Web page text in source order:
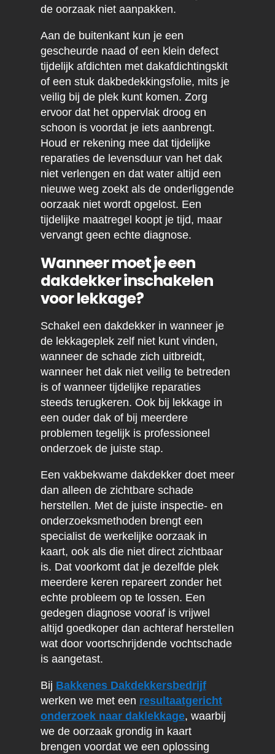
de oorzaak niet aanpakken.
Aan de buitenkant kun je een
gescheurde naad of een klein defect
tijdelijk afdichten met dakafdichtingskit
of een stuk dakbedekkingsfolie, mits je
veilig bij de plek kunt komen. Zorg
ervoor dat het oppervlak droog en
schoon is voordat je iets aanbrengt.
Houd er rekening mee dat tijdelijke
reparaties de levensduur van het dak
niet verlengen en dat water altijd een
nieuwe weg zoekt als de onderliggende
oorzaak niet wordt opgelost. Een
tijdelijke maatregel koopt je tijd, maar
vervangt geen echte diagnose.
Wanneer moet je een
dakdekker inschakelen
voor lekkage?
Schakel een dakdekker in wanneer je
de lekkageplek zelf niet kunt vinden,
wanneer de schade zich uitbreidt,
wanneer het dak niet veilig te betreden
is of wanneer tijdelijke reparaties
steeds terugkeren. Ook bij lekkage in
een ouder dak of bij meerdere
problemen tegelijk is professioneel
onderzoek de juiste stap.
Een vakbekwame dakdekker doet meer
dan alleen de zichtbare schade
herstellen. Met de juiste inspectie- en
onderzoeksmethoden brengt een
specialist de werkelijke oorzaak in
kaart, ook als die niet direct zichtbaar
is. Dat voorkomt dat je dezelfde plek
meerdere keren repareert zonder het
echte probleem op te lossen. Een
gedegen diagnose vooraf is vrijwel
altijd goedkoper dan achteraf herstellen
wat door voortschrijdende vochtschade
is aangetast.
Bij Bakkenes Dakdekkersbedrijf
werken we met een resultaatgericht
onderzoek naar daklekkage, waarbij
we de oorzaak grondig in kaart
brengen voordat we een oplossing